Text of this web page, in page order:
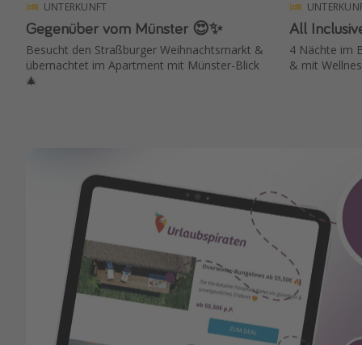
UNTERKUNFT
Gegenüber vom Münster 😍✨
Besucht den Straßburger Weihnachtsmarkt &
übernachtet im Apartment mit Münster-Blick
🎄
All
4 Nächte im
& mit